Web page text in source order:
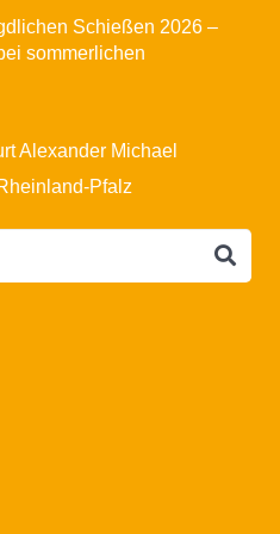
Schießen 2026 –
sommerlichen
Alexander Michael
Pfalz